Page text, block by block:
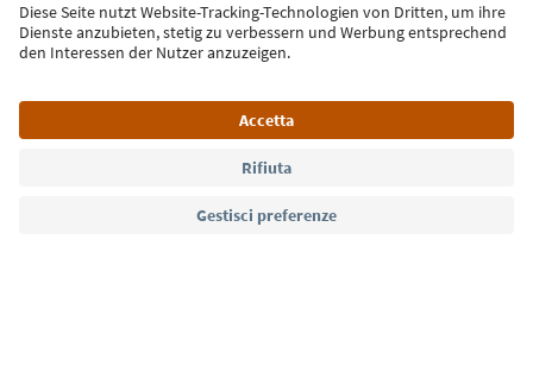
Iscriviti alla newsletter